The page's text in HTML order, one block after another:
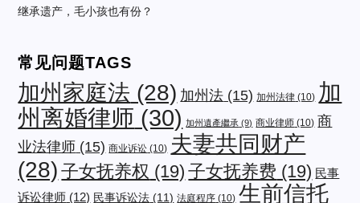
继承遗产，毛小孩也有份？
常见问题TAGS
加州家庭法 (28) 加州法 (15) 加州法律 (10) 加
州离婚律师 (30) 加州遺產繼承 (9) 商业律师 (10) 商
业法律师 (15) 商业诉讼 (10) 夫妻共同财产
(28) 子女抚养权 (19) 子女抚养费 (19) 民事
诉讼律师 (12) 民事诉讼法 (11) 法庭程序 (10) 生前信托